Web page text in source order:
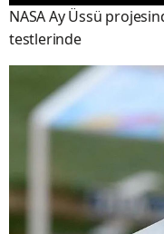
NASA Ay Üssü
testlerinde